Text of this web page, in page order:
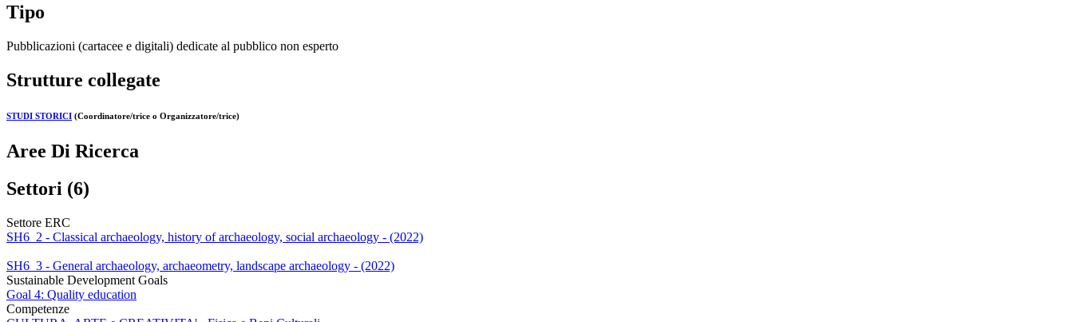
Tipo
Pubblicazioni (cartacee e digitali) dedicate al pubblico non esperto
Strutture collegate
STUDI STORICI (Coordinatore/trice o Organizzatore/trice)
Aree Di Ricerca
Settori (6)
Settore ERC
SH6_2 - Classical archaeology, history of archaeology, social archaeology - (2022)
SH6_3 - General archaeology, archaeometry, landscape archaeology - (2022)
Sustainable Development Goals
Goal 4: Quality education
Competenze